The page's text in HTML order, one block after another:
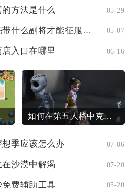
方法是什么 05-29
攻城掠地诸葛亮带什么副将才能征服天下 05-07
入口在哪里 06-16
为塔 如何在第五人格中克服对未知的恐惧
季应该怎么办 07-06
沙漠中解渴 07-20
费辅助工具 05-20